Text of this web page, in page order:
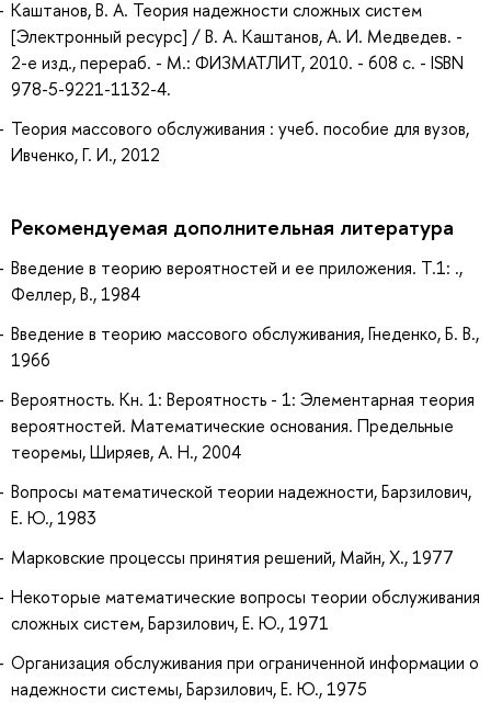
Каштанов, В. А. Теория надежности сложных систем
[Электронный ресурс] / В. А. Каштанов, А. И. Медведев. -
2-е изд., перераб. - М.: ФИЗМАТЛИТ, 2010. - 608 с. - ISBN
978-5-9221-1132-4.
Теория массового обслуживания : учеб. пособие для вузов,
Ивченко, Г. И., 2012
Рекомендуемая дополнительная литература
Введение в теорию вероятностей и ее приложения. Т.1: .,
Феллер, В., 1984
Введение в теорию массового обслуживания, Гнеденко, Б. В.,
1966
Вероятность. Кн. 1: Вероятность - 1: Элементарная теория
вероятностей. Математические основания. Предельные
теоремы, Ширяев, А. Н., 2004
Вопросы математической теории надежности, Барзилович,
Е. Ю., 1983
Марковские процессы принятия решений, Майн, Х., 1977
Некоторые математические вопросы теории обслуживания
сложных систем, Барзилович, Е. Ю., 1971
Организация обслуживания при ограниченной информации о
надежности системы, Барзилович, Е. Ю., 1975